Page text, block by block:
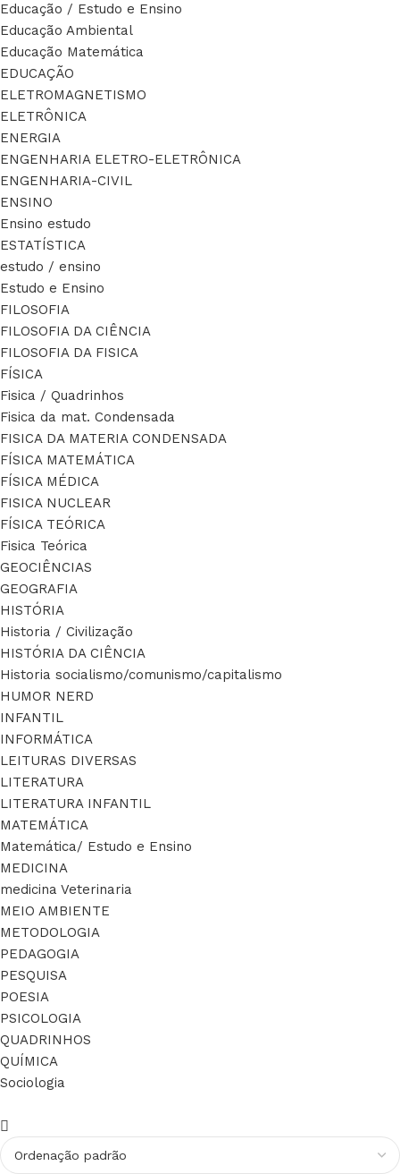
Educação / Estudo e Ensino
Educação Ambiental
Educação Matemática
EDUCAÇÃO
ELETROMAGNETISMO
ELETRÔNICA
ENERGIA
ENGENHARIA ELETRO-ELETRÔNICA
ENGENHARIA-CIVIL
ENSINO
Ensino estudo
ESTATÍSTICA
estudo / ensino
Estudo e Ensino
FILOSOFIA
FILOSOFIA DA CIÊNCIA
FILOSOFIA DA FISICA
FÍSICA
Fisica / Quadrinhos
Fisica da mat. Condensada
FISICA DA MATERIA CONDENSADA
FÍSICA MATEMÁTICA
FÍSICA MÉDICA
FISICA NUCLEAR
FÍSICA TEÓRICA
Fisica Teórica
GEOCIÊNCIAS
GEOGRAFIA
HISTÓRIA
Historia / Civilização
HISTÓRIA DA CIÊNCIA
Historia socialismo/comunismo/capitalismo
HUMOR NERD
INFANTIL
INFORMÁTICA
LEITURAS DIVERSAS
LITERATURA
LITERATURA INFANTIL
MATEMÁTICA
Matemática/ Estudo e Ensino
MEDICINA
medicina Veterinaria
MEIO AMBIENTE
METODOLOGIA
PEDAGOGIA
PESQUISA
POESIA
PSICOLOGIA
QUADRINHOS
QUÍMICA
Sociologia